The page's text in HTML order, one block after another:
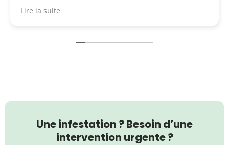
Lire la suite
Une infestation ? Besoin d’une
intervention urgente ?